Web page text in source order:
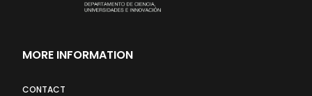
MORE INFORMATION
CONTACT